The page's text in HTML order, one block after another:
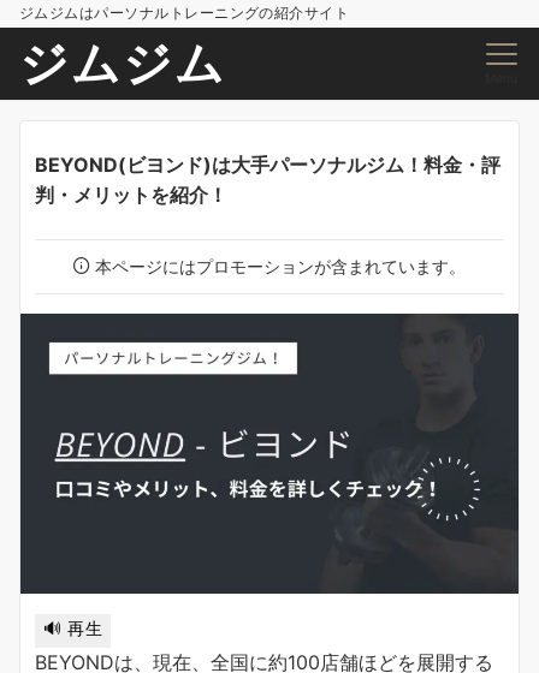
ジムジムはパーソナルトレーニングの紹介サイト
ジムジム
BEYOND(ビヨンド)は大手パーソナルジム！料金・評
判・メリットを紹介！
本ページにはプロモーションが含まれています。
🔊 再生
BEYONDは、現在、全国に約100店舗ほどを展開する